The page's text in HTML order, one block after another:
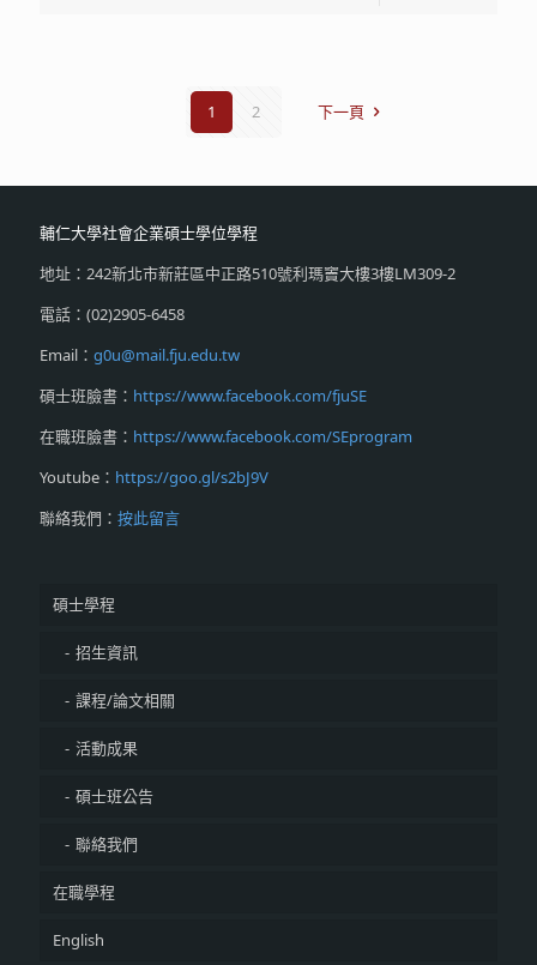
1 2 下一頁
輔仁大學社會企業碩士學位學程
地址：242新北市新莊區中正路510號利瑪竇大樓3樓LM309-2
電話：(02)2905-6458
Email： g0u@mail.fju.edu.tw
碩士班臉書： https://www.facebook.com/fjuSE
在職班臉書： https://www.facebook.com/SEprogram
Youtube： https://goo.gl/s2bJ9V
聯絡我們： 按此留言
碩士學程
招生資訊
課程/論文相關
活動成果
碩士班公告
聯絡我們
在職學程
English